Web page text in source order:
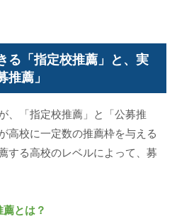
る「指定校推薦」と、実
薦」
、「指定校推薦」と「公募推
高校に一定数の推薦枠を与える
する高校のレベルによって、募
とは？